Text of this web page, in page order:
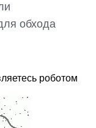
обхода
роботом